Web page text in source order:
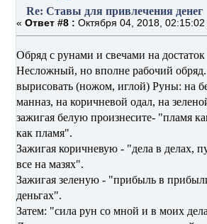
Re: Ставы для привлечения денег
«Ответ #8 : Октября 04, 2018,
Обряд с рунами и свечами на достаток
Несложный, но вполне рабочий обряд.
вырисовать (ножом, иглой) Руны: на
манназ, на коричневой одал, на
зажигая белую произнесите- "пламя
как пламя".
Зажигая коричневую - "дела в делах,
все на мазях".
Зажигая зеленую - "прибыль в
деньгах".
Затем: "сила рун со мной и в моих